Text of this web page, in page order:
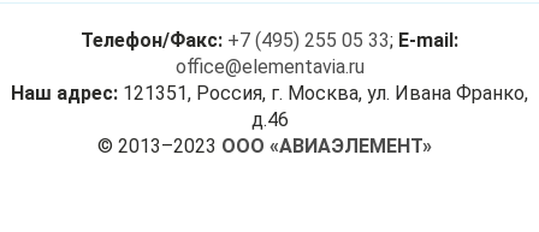
Телефон/Факс: +7 (495) 255 05 33; E-mail:
office@elementavia.ru
Наш адрес: 121351, Россия, г. Москва, ул. Ивана Франко,
д.46
© 2013–2023 ООО «АВИАЭЛЕМЕНТ»